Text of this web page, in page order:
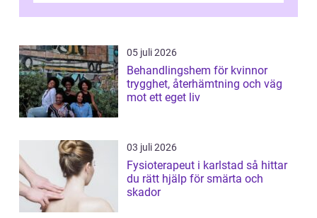
05 juli 2026
Behandlingshem för kvinnor
trygghet, återhämtning och väg
mot ett eget liv
03 juli 2026
Fysioterapeut i karlstad så hittar
du rätt hjälp för smärta och
skador